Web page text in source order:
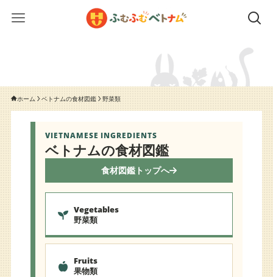
ホーム ベトナムの食材図鑑 野菜類
VIETNAMESE INGREDIENTS
ベトナムの食材図鑑
食材図鑑トップへ
Vegetables
野菜類
Fruits
果物類